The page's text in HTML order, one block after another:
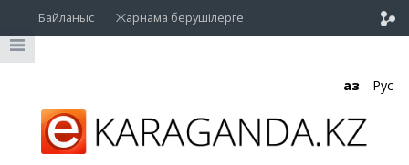
Байланыс Жарнама берушілерге
Қаз Рус